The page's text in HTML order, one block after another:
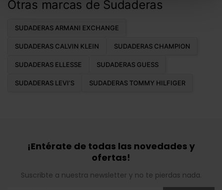
Otras marcas de Sudaderas
SUDADERAS ARMANI EXCHANGE
SUDADERAS CALVIN KLEIN SUDADERAS CHAMPION
SUDADERAS ELLESSE SUDADERAS GUESS
SUDADERAS LEVI’S SUDADERAS TOMMY HILFIGER
¡Entérate de todas las novedades y
ofertas!
Suscribte a nuestra newsletter y no te pierdas nada.